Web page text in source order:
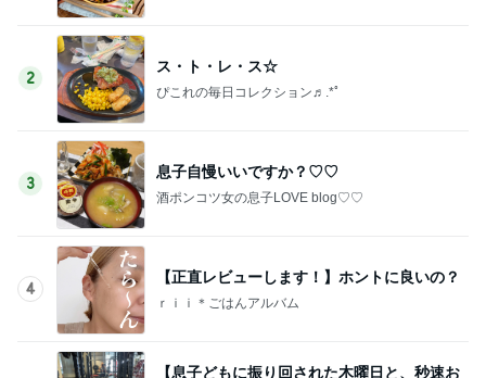
2
ス・ト・レ・ス☆
ぴこれの毎日コレクション♬.*ﾟ
3
息子自慢いいですか？♡♡
酒ポンコツ女の息子LOVE blog♡♡
4
【正直レビューします！】ホントに良いの？
ｒｉｉ＊ごはんアルバム
【息子どもに振り回された木曜日と、秒速お